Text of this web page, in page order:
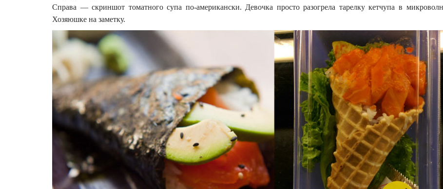
Справа — скриншот томатного супа по-американски. Девочка просто разогрела тарелку кетчупа в
Хозяюшке на заметку.